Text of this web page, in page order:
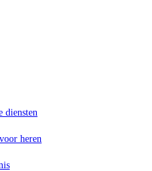
diensten
heren